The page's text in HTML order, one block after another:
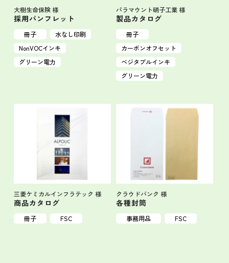
大樹生命保険 様
採用パンフレット
冊子
水なし印刷
NonVOCインキ
グリーン電力
パラマウント硝子工業 様
製品カタログ
冊子
カーボンオフセット
ベジタブルインキ
グリーン電力
三菱ケミカルインフラテック 様
商品カタログ
冊子 FSC
クラウドバンク 様
各種封筒
事務用品 FSC